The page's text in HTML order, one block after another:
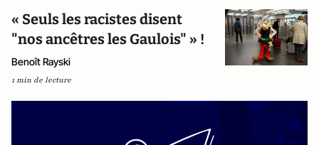
« Seuls les racistes disent
"nos ancêtres les Gaulois" » !
Benoît Rayski
1 min de lecture